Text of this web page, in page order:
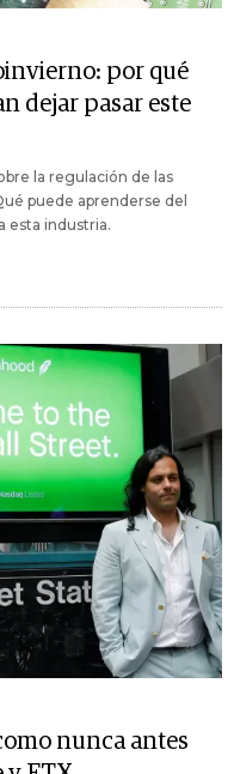
por qué
dejar pasar este
la regulación de las
puede aprenderse del
esta industria.
nunca antes